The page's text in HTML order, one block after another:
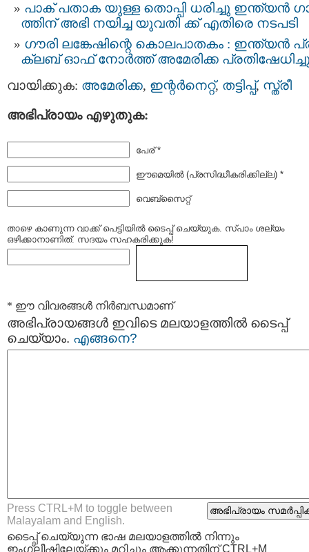
പാക് പതാക യുള്ള തൊപ്പി ധരിച്ചു ഇന്ത്യന്‍
ത്തിന് അഭി നയിച്ച യുവതി ക്ക് എതിരെ നടപടി
ഗൗരി ലങ്കേഷിന്റെ കൊലപാതകം : ഇന്ത്യന്‍
ക്ലബ് ഓഫ് നോര്‍ത്ത് അമേരിക്ക
വായിക്കുക: അമേരിക്ക, ഇന്റര്‍നെറ്റ്‌, തട്ടിപ്പ്, സ്ത്രീ
അഭിപ്രായം എഴുതുക:
പേര് *
ഈമെയില്‍ (പ്രസിദ്ധീകരിക്കില്ല) *
വെബ്സൈറ്റ്
താഴെ കാണുന്ന വാക്ക് പെട്ടിയില്‍ ടൈപ്പ്‌ ചെയ്യുക. സ്പാം ശല്യം
ഒഴിക്കാനാണിത്. സദയം സഹകരിക്കുക!
* ഈ വിവരങ്ങള്‍ നിര്‍ബന്ധമാണ്
അഭിപ്രായങ്ങള്‍ ഇവിടെ മലയാളത്തില്‍ ടൈപ്പ്
ചെയ്യാം. എങ്ങനെ?
Press CTRL+M to toggle between
Malayalam and English.
ടൈപ്പ്‌ ചെയ്യുന്ന ഭാഷ മലയാളത്തില്‍ നിന്നും
ഇംഗ്ലീഷിലേയ്ക്കും മറിച്ചും ആക്കുന്നതിന് CTRL+M